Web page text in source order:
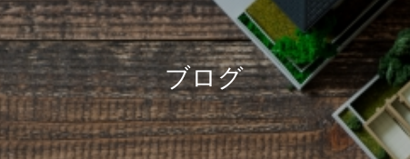
ブログ